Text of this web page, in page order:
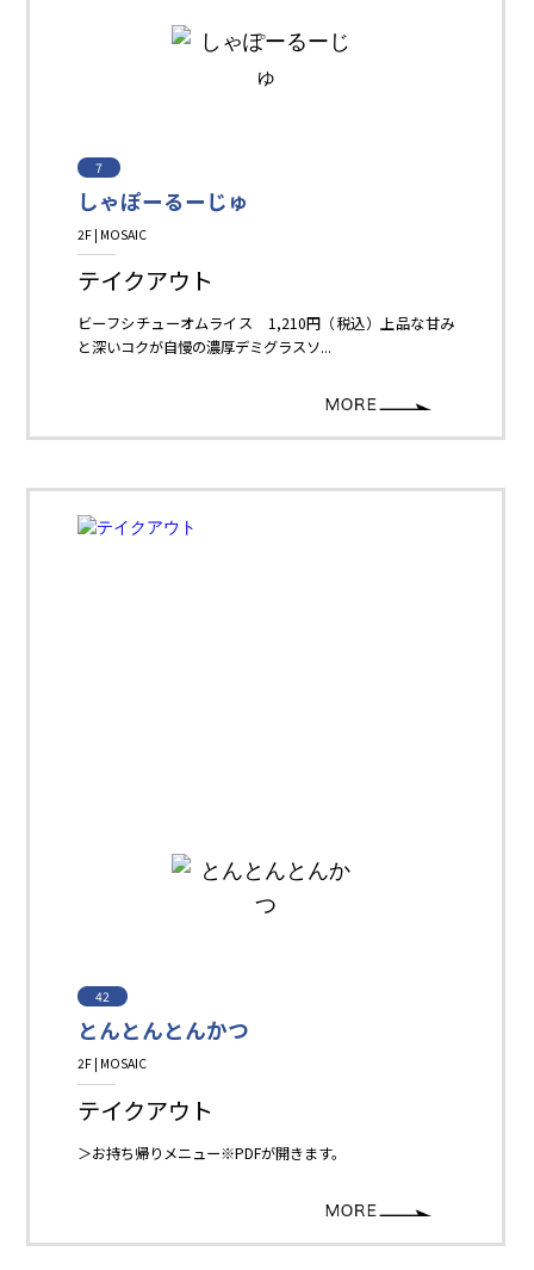
7
しゃぽーるーじゅ
2F | MOSAIC
Restaurant＆Cafe＆Sweets
テイクアウト
ビーフシチューオムライス 1,210円（税込）上品な甘み
と深いコクが自慢の濃厚デミグラスソ...
42
とんとんとんかつ
2F | MOSAIC
Restaurant＆Cafe＆Sweets
テイクアウト
＞お持ち帰りメニュー※PDFが開きます。